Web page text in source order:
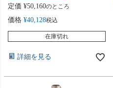
定価 ¥50,160のところ
価格 ¥40,128税込
在庫切れ
詳細を見る